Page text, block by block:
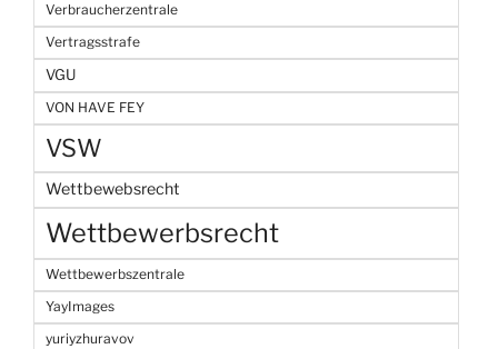
Verbraucherzentrale
Vertragsstrafe
VGU
VON HAVE FEY
VSW
Wettbewebsrecht
Wettbewerbsrecht
Wettbewerbszentrale
YayImages
yuriyzhuravov